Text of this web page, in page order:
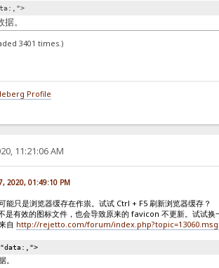
。
3401 times.)
Profile
11:21:06 AM
2020, 01:49:10 PM
能只是浏览器缓存在作祟。试试 Ctrl + F5 刷新浏览器缓存？
有效的图标文件，也会导致原来的 favicon 不更新。试试换
自 http://rejetto.com/forum/